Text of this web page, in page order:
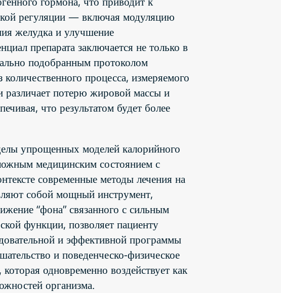
регуляции — включая модуляцию
желудка и улучшение
препарата заключается не только в
подобранным протоколом
процесса, измеряемого
различает потерю жировой массы и
что результатом будет более
упрощенных моделей калорийного
медицинским состоянием с
современные методы лечения на
собой мощный инструмент,
“фона” связанного с сильным
функции, позволяет пациенту
и эффективной программы
и поведенческо-физическое
одновременно воздействует как
организма.